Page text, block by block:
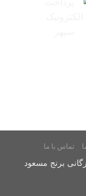
تماس با ما
برنج مسعود